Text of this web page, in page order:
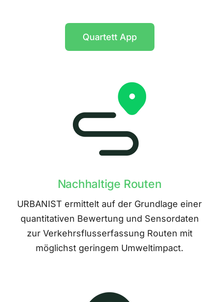
Quartett App
Nachhaltige Routen
URBANIST ermittelt auf der Grundlage einer
quantitativen Bewertung und Sensordaten
zur Verkehrsflusserfassung Routen mit
möglichst geringem Umweltimpact.